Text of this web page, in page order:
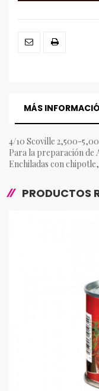
MÁS
4/10 Scoville 2,500-
Para la preparación de
Enchiladas con
PRODUCTOS